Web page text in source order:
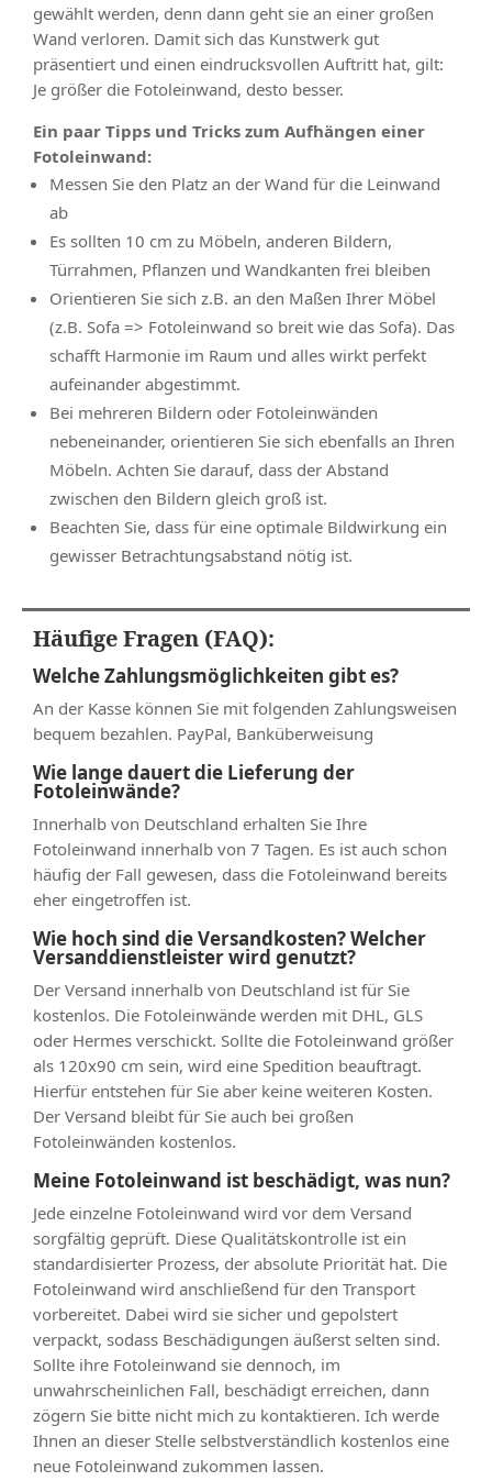
gewählt werden, denn dann geht sie an einer großen
Wand verloren. Damit sich das Kunstwerk gut
präsentiert und einen eindrucksvollen Auftritt hat, gilt:
Je größer die Fotoleinwand, desto besser.
Ein paar Tipps und Tricks zum Aufhängen einer
Fotoleinwand:
Messen Sie den Platz an der Wand für die Leinwand
ab
Es sollten 10 cm zu Möbeln, anderen Bildern,
Türrahmen, Pflanzen und Wandkanten frei bleiben
Orientieren Sie sich z.B. an den Maßen Ihrer Möbel
(z.B. Sofa => Fotoleinwand so breit wie das Sofa). Das
schafft Harmonie im Raum und alles wirkt perfekt
aufeinander abgestimmt.
Bei mehreren Bildern oder Fotoleinwänden
nebeneinander, orientieren Sie sich ebenfalls an Ihren
Möbeln. Achten Sie darauf, dass der Abstand
zwischen den Bildern gleich groß ist.
Beachten Sie, dass für eine optimale Bildwirkung ein
gewisser Betrachtungsabstand nötig ist.
Häufige Fragen (FAQ):
Welche Zahlungsmöglichkeiten gibt es?
An der Kasse können Sie mit folgenden Zahlungsweisen
bequem bezahlen. PayPal, Banküberweisung
Wie lange dauert die Lieferung der
Fotoleinwände?
Innerhalb von Deutschland erhalten Sie Ihre
Fotoleinwand innerhalb von 7 Tagen. Es ist auch schon
häufig der Fall gewesen, dass die Fotoleinwand bereits
eher eingetroffen ist.
Wie hoch sind die Versandkosten? Welcher
Versanddienstleister wird genutzt?
Der Versand innerhalb von Deutschland ist für Sie
kostenlos. Die Fotoleinwände werden mit DHL, GLS
oder Hermes verschickt. Sollte die Fotoleinwand größer
als 120x90 cm sein, wird eine Spedition beauftragt.
Hierfür entstehen für Sie aber keine weiteren Kosten.
Der Versand bleibt für Sie auch bei großen
Fotoleinwänden kostenlos.
Meine Fotoleinwand ist beschädigt, was nun?
Jede einzelne Fotoleinwand wird vor dem Versand
sorgfältig geprüft. Diese Qualitätskontrolle ist ein
standardisierter Prozess, der absolute Priorität hat. Die
Fotoleinwand wird anschließend für den Transport
vorbereitet. Dabei wird sie sicher und gepolstert
verpackt, sodass Beschädigungen äußerst selten sind.
Sollte ihre Fotoleinwand sie dennoch, im
unwahrscheinlichen Fall, beschädigt erreichen, dann
zögern Sie bitte nicht mich zu kontaktieren. Ich werde
Ihnen an dieser Stelle selbstverständlich kostenlos eine
neue Fotoleinwand zukommen lassen.